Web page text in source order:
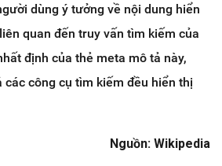
dùng ý tưởng về nội dung hiển
quan đến truy vấn tìm kiếm của
định của thẻ meta mô tả này,
các công cụ tìm kiếm đều hiển thị
Nguồn: Wikipedia